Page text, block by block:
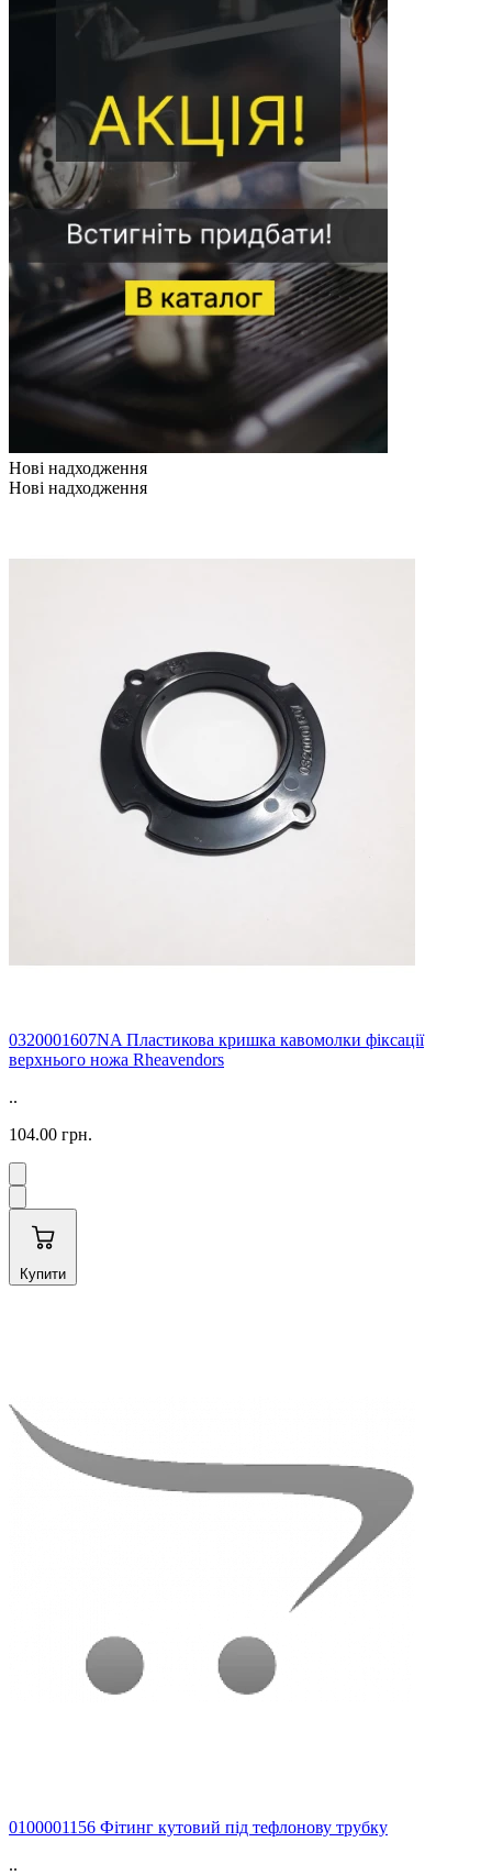
Нові надходження
Нові надходження
0320001607NA Пластикова кришка кавомолки фіксації
верхнього ножа Rheavendors
..
104.00 грн.
Купити
0100001156 Фітинг кутовий під тефлонову трубку
..